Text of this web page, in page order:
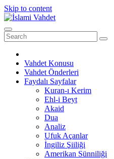
Skip to content
Vahdet Konusu
Vahdet Önderleri
Faydalı Sayfalar
Kuran-ı Kerim
Ehl-i Beyt
Akaid
Dua
Analiz
Ufuk Açanlar
İngiliz Şiiliği
Amerikan Sünniliği